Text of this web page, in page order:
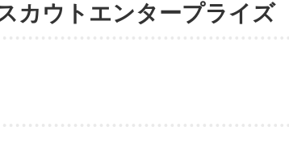
カウトエンタープライズ